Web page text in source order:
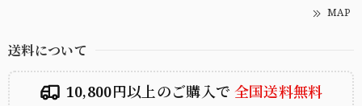
MAP
送料について
10,800円以上のご購入で 全国送料無料